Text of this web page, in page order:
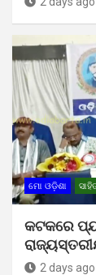
ମୋ ଓଡ଼ିଶା
କଟକରେ
2 days ago